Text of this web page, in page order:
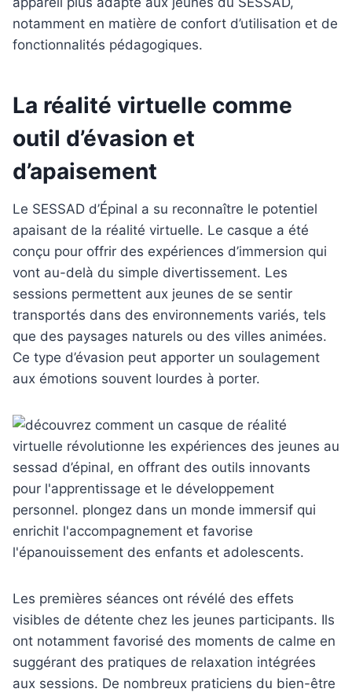
notamment en matière de confort d’utilisation et de
fonctionnalités pédagogiques.
La réalité virtuelle comme
outil d’évasion et
d’apaisement
Le SESSAD d’Épinal a su reconnaître le potentiel
apaisant de la réalité virtuelle. Le casque a été
conçu pour offrir des expériences d’immersion qui
vont au-delà du simple divertissement. Les
sessions permettent aux jeunes de se sentir
transportés dans des environnements variés, tels
que des paysages naturels ou des villes animées.
Ce type d’évasion peut apporter un soulagement
aux émotions souvent lourdes à porter.
Les premières séances ont révélé des effets
visibles de détente chez les jeunes participants. Ils
ont notamment favorisé des moments de calme en
suggérant des pratiques de relaxation intégrées
aux sessions. De nombreux praticiens du bien-être